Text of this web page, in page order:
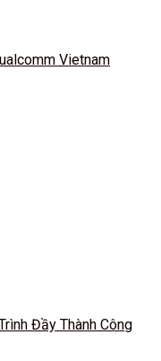
Vietnam
Đầy Thành Công